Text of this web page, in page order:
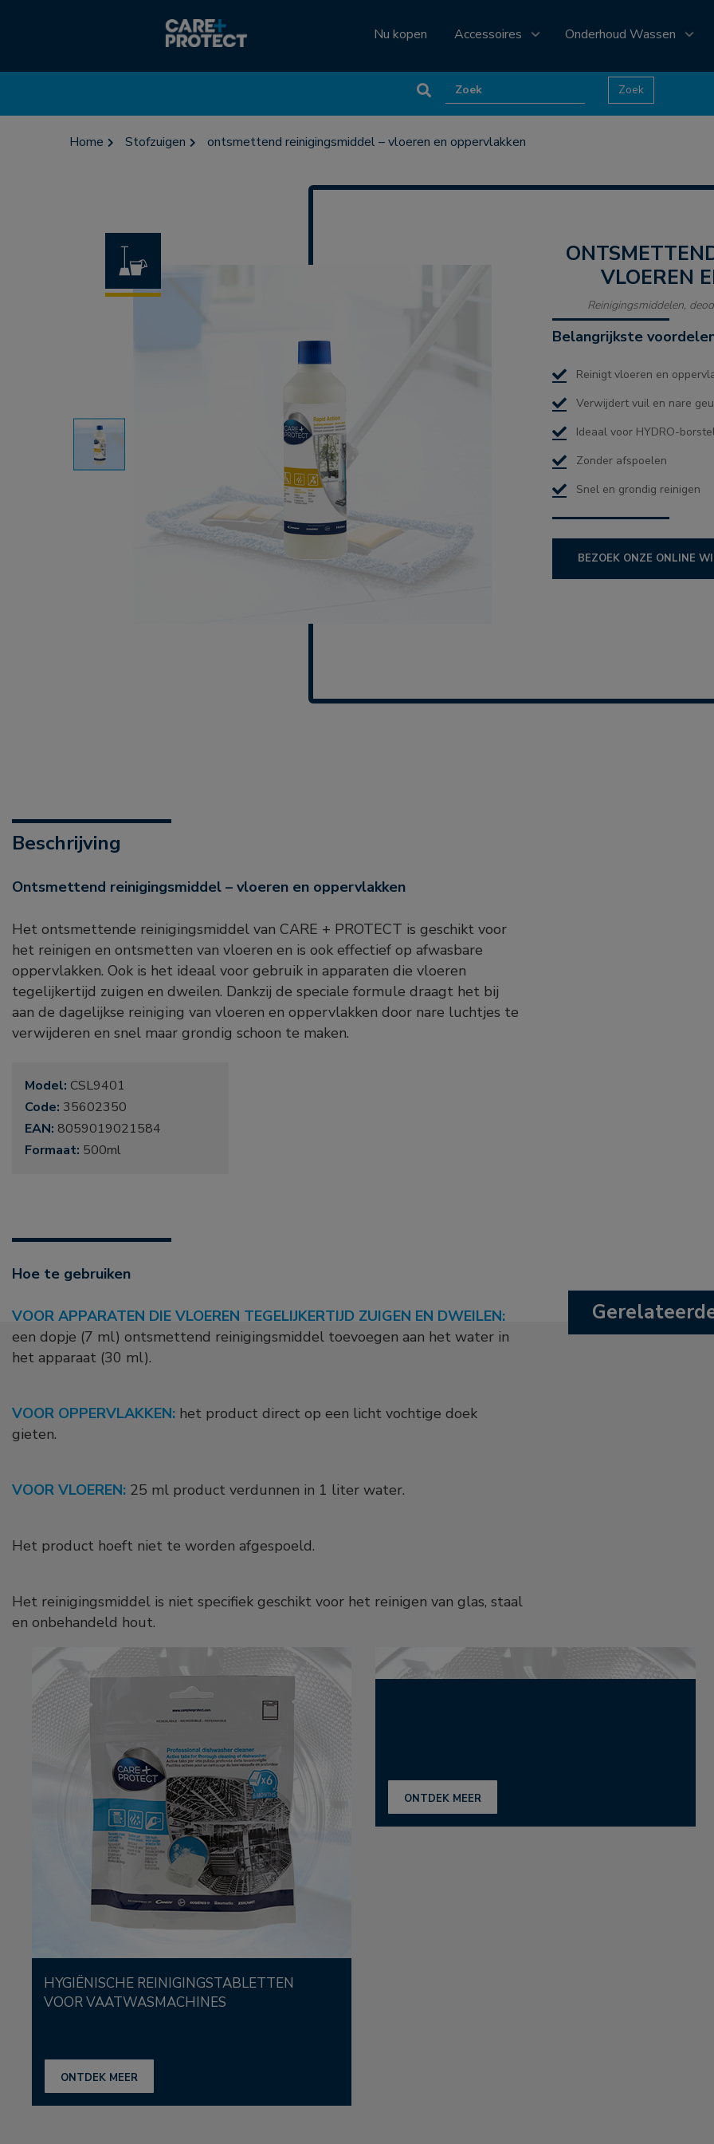
Nu kopen Accessoires Onderhoud Wassen
Home Stofzuigen ontsmettend reinigingsmiddel – vloeren en oppervlakken
ONTSMETTEND REINIGINGSMIDDEL –
VLOEREN
Reinigingsmiddelen,
Belangrijkste
Reinigt vloeren en
Verwijdert vuil en nare
Ideaal voor HYDRO-
Zonder afspoelen
Snel en grondig reinigen
BEZOEK ONZE ONLINE
Beschrijving
ontsmettend reinigingsmiddel – vloeren en oppervlakken
Het ontsmettende reinigingsmiddel van CARE + PROTECT is geschikt voor
het reinigen en ontsmetten van vloeren en is ook effectief op afwasbare
oppervlakken. Ook is het ideaal voor gebruik in apparaten die vloeren
tegelijkertijd zuigen en dweilen. Dankzij de speciale formule draagt het bij
aan de dagelijkse reiniging van vloeren en oppervlakken door nare luchtjes te
verwijderen en snel maar grondig schoon te maken.
Model: CSL9401
Code: 35602350
EAN: 8059019021584
Formaat: 500ml
Hoe te gebruiken
VOOR APPARATEN DIE VLOEREN TEGELIJKERTIJD ZUIGEN EN DWEILEN:
een dopje (7 ml) ontsmettend reinigingsmiddel toevoegen aan het water in
het apparaat (30 ml).
VOOR OPPERVLAKKEN: het product direct op een licht vochtige doek
gieten.
VOOR VLOEREN: 25 ml product verdunnen in 1 liter water.
Het product hoeft niet te worden afgespoeld.
Het reinigingsmiddel is niet specifiek geschikt voor het reinigen van glas, staal
en onbehandeld hout.
HYGIËNISCHE REINIGINGSTABLETTEN
VOOR VAATWASMACHINES
ONTDEK MEER
ONTDEK MEER